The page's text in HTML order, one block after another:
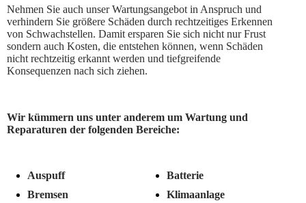
Nehmen Sie auch unser Wartungsangebot in Anspruch und
verhindern Sie größere Schäden durch rechtzeitiges Erkennen
von Schwachstellen. Damit ersparen Sie sich nicht nur Frust
sondern auch Kosten, die entstehen können, wenn Schäden
nicht rechtzeitig erkannt werden und tiefgreifende
Konsequenzen nach sich ziehen.
Wir kümmern uns unter anderem um Wartung und
Reparaturen der folgenden Bereiche:
Auspuff
Bremsen
Batterie
Klimaanlage